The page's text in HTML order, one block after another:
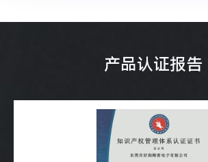
产品认证报告